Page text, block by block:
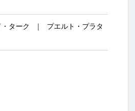
ターク
プエルト・プラタ